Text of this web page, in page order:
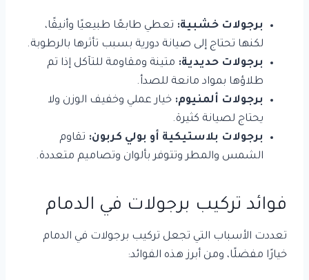
برجولات خشبية: تعطي طابعًا طبيعيًا وأنيقًا،
لكنها تحتاج إلى صيانة دورية بسبب تأثرها بالرطوبة.
برجولات حديدية: متينة ومقاومة للتآكل إذا تم
طلاؤها بمواد مانعة للصدأ.
برجولات ألمنيوم: خيار عملي وخفيف الوزن ولا
يحتاج لصيانة كثيرة.
برجولات بلاستيكية أو بولي كربون: تقاوم
الشمس والمطر وتتوفر بألوان وتصاميم متعددة.
فوائد تركيب برجولات في الدمام
تعددت الأسباب التي تجعل تركيب برجولات في الدمام
خيارًا مفضلًا، ومن أبرز هذه الفوائد: